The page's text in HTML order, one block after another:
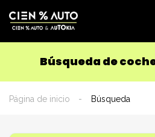
Búsqueda de
Página de inicio Búsqueda